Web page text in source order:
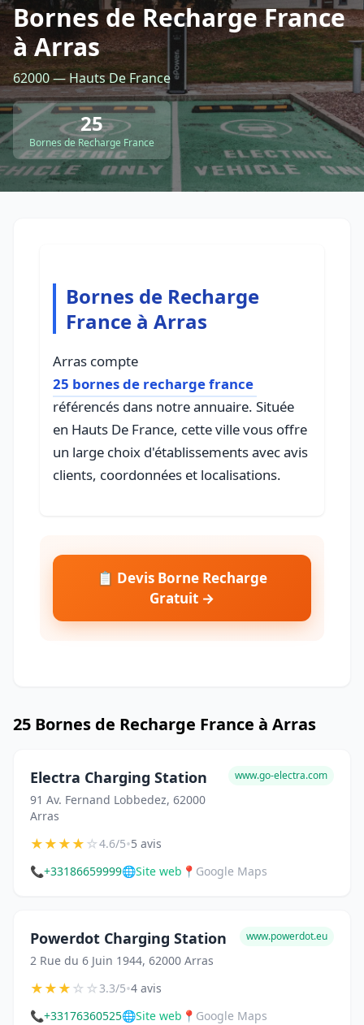
Retour à la liste des métiers
CGU-Confidentialité- Service proposé parViteUnDevis.com-Vous
Bornes de Recharge France
à Arras
62000 — Hauts De France
25
Bornes de Recharge France
Bornes de Recharge
France à Arras
Arras compte
25 bornes de recharge france
référencés dans notre annuaire. Située
en Hauts De France, cette ville vous offre
un large choix d'établissements avec avis
clients, coordonnées et localisations.
📋 Devis Borne Recharge
Gratuit →
25 Bornes de Recharge France à Arras
Electra Charging Station
91 Av. Fernand Lobbedez, 62000
Arras
www.go-electra.com
★★★★☆4.6/5•5 avis
📞+33186659999🌐Site web 📍 Google Maps
Powerdot Charging Station
2 Rue du 6 Juin 1944, 62000 Arras
www.powerdot.eu
★★★☆☆3.3/5•4 avis
📞+33176360525🌐Site web 📍 Google Maps